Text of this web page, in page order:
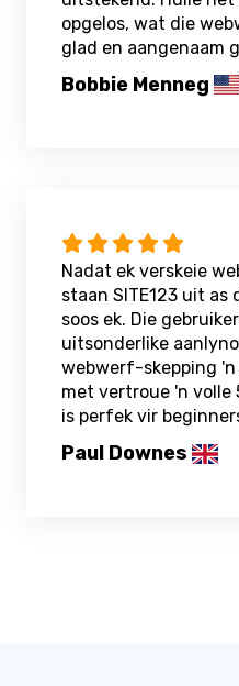
opgelos, wat die
glad en aangenaam
Bobbie Menneg
Nadat ek verskeie
staan ​​SITE123 uit as
soos ek. Die
uitsonderlike
webwerf-skepping 'n
met vertroue 'n
is perfek vir
Paul Downes